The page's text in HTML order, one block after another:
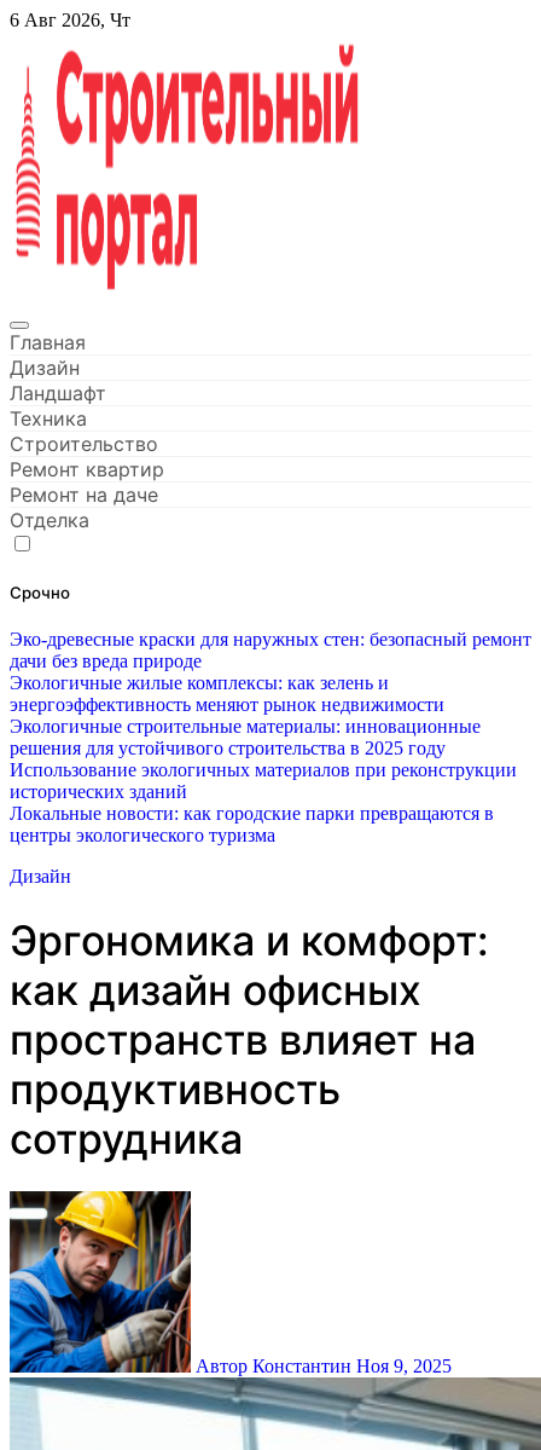
Перейти
содержанию
6 Авг 2026, Чт
Строительный портал
Главная
Дизайн
Ландшафт
Техника
Строительство
Ремонт квартир
Ремонт на даче
Отделка
Срочно
Эко-древесные краски для наружных стен: безопасный ремонт
дачи без вреда природе
Экологичные жилые комплексы: как зелень и
энергоэффективность меняют рынок недвижимости
Экологичные строительные материалы: инновационные
решения для устойчивого строительства в 2025 году
Использование экологичных материалов при реконструкции
исторических зданий
Локальные новости: как городские парки превращаются в
центры экологического туризма
Дизайн
Эргономика и комфорт:
как дизайн офисных
пространств влияет на
продуктивность
сотрудника
Автор Константин Ноя 9, 2025